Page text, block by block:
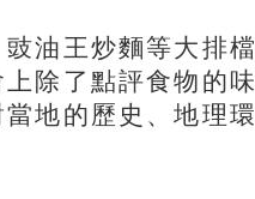
油王炒麵等大排檔
除了點評食物的味
地的歷史、地理環